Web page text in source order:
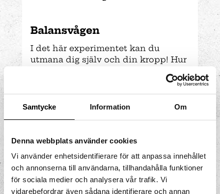
Samtycke Information Om
Denna webbplats använder cookies
Vi använder enhetsidentifierare för att anpassa innehållet
och annonserna till användarna, tillhandahålla funktioner
för sociala medier och analysera vår trafik. Vi
vidarebefordrar även sådana identifierare och annan
Balansvågen
I det här experimentet kan du
utmana dig själv och din kropp! Hur
balansen längre genom att använda
dig av kroppens placering, styrka